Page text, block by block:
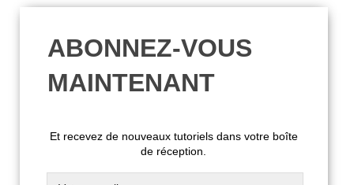
ABONNEZ-VOUS
MAINTENANT
Et recevez de nouveaux tutoriels dans votre boîte
de réception.